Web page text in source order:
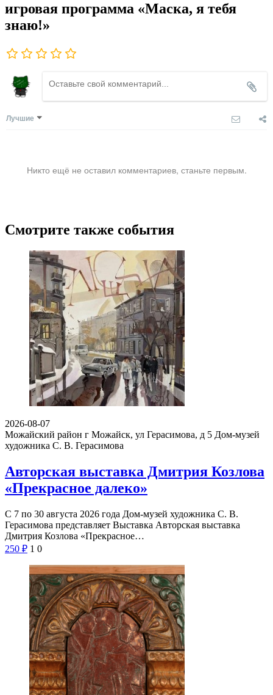
игровая программа «Маска, я тебя
знаю!»
Лучшие
Никто ещё не оставил комментариев, станьте первым.
Смотрите также события
2026-08-07
Можайский район г Можайск, ул Герасимова, д 5 Дом-музей
художника С. В. Герасимова
Авторская выставка Дмитрия Козлова
«Прекрасное далеко»
С 7 по 30 августа 2026 года Дом-музей художника С. В.
Герасимова представляет Выставка Авторская выставка
Дмитрия Козлова «Прекрасное…
250 ₽ 1 0